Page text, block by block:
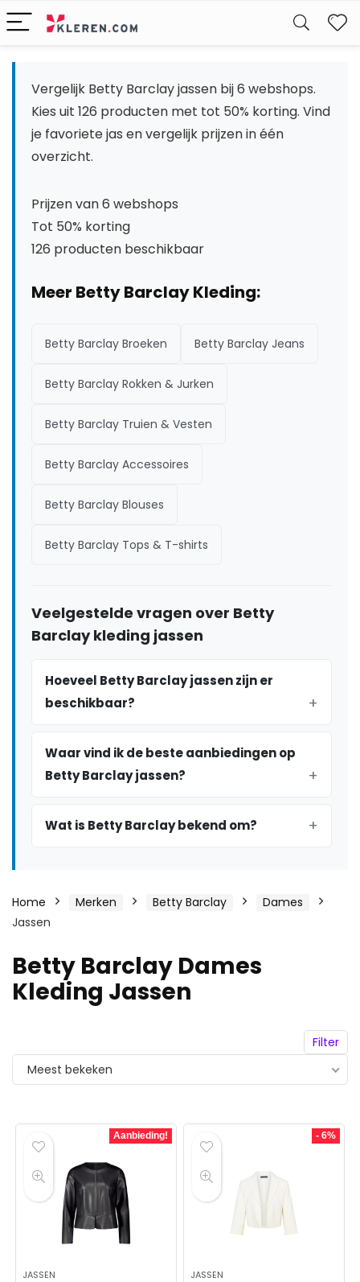
Vergelijk Betty Barclay jassen bij 6 webshops.
Kies uit 126 producten met tot 50% korting. Vind
je favoriete jas en vergelijk prijzen in één
overzicht.
Prijzen van 6 webshops
Tot 50% korting
126 producten beschikbaar
Meer Betty Barclay Kleding:
Betty Barclay Broeken Betty Barclay Jeans
Betty Barclay Rokken & Jurken
Betty Barclay Truien & Vesten
Betty Barclay Accessoires
Betty Barclay Blouses
Betty Barclay Tops & T-shirts
Veelgestelde vragen over Betty
Barclay kleding jassen
Hoeveel Betty Barclay jassen zijn er
beschikbaar?
Waar vind ik de beste aanbiedingen op
Betty Barclay jassen?
Wat is Betty Barclay bekend om?
Home Merken Betty Barclay
Dames
Jassen
Betty Barclay Dames
Kleding Jassen
Filter
Meest bekeken
Aanbieding!
JASSEN
- 6%
JASSEN